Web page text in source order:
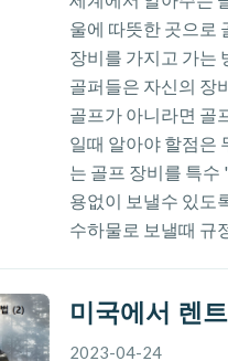
울에 따뜻한 곳으로
장비를 가지고 가는
골퍼들은 자신의 장
골프가 아니라면 골
일때 알아야 할점은
는 골프 장비를 특
용없이 보낼수 있도
수하물로 보낼때 규
미국에서 렌
2023-04-24